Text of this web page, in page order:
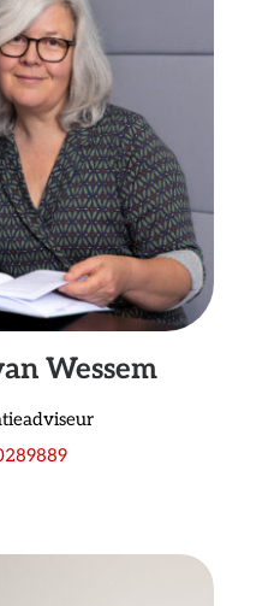
Wessem